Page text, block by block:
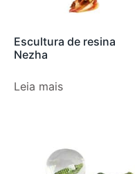
Escultura de resina
Nezha
Leia mais